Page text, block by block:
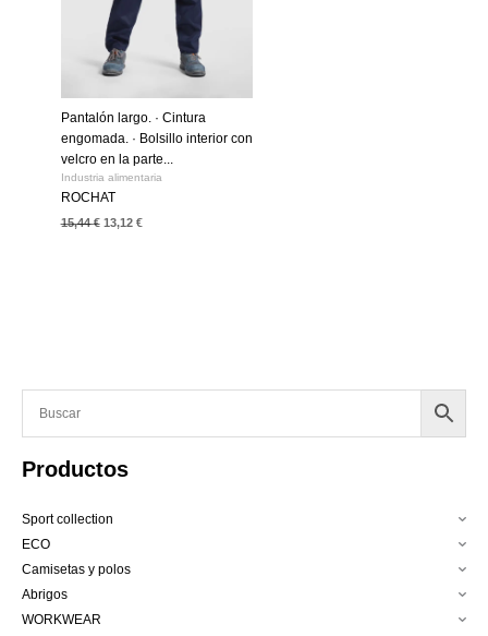
Productos
Sport collection
ECO
Camisetas y polos
Abrigos
WORKWEAR
Pantalón largo. · Cintura
engomada. · Bolsillo interior con
velcro en la parte...
Industria alimentaria
ROCHAT
15,44€ 13,12 €